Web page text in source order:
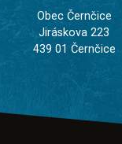
Obec Černčice
Jiráskova 223
439 01 Černčice